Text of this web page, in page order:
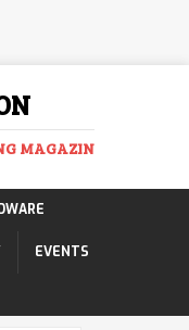
MAGAZIN
EVENTS